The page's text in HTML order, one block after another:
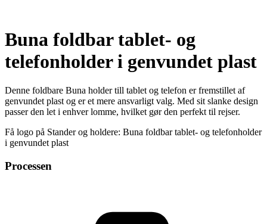
Buna foldbar tablet- og
telefonholder i genvundet plast
Denne foldbare Buna holder till tablet og telefon er fremstillet af
genvundet plast og er et mere ansvarligt valg. Med sit slanke design
passer den let i enhver lomme, hvilket gør den perfekt til rejser.
Få logo på Stander og holdere: Buna foldbar tablet- og telefonholder
i genvundet plast
Processen